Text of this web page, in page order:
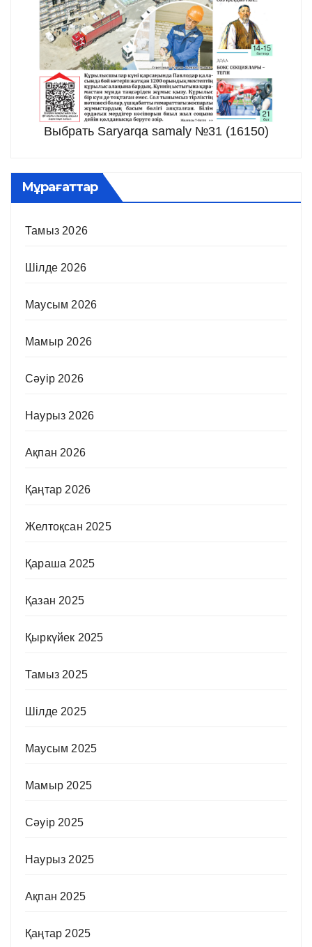
Выбрать Saryarqa samaly №31 (16150)
Мұрағаттар
Тамыз 2026
Шілде 2026
Маусым 2026
Мамыр 2026
Сәуір 2026
Наурыз 2026
Ақпан 2026
Қаңтар 2026
Желтоқсан 2025
Қараша 2025
Қазан 2025
Қыркүйек 2025
Тамыз 2025
Шілде 2025
Маусым 2025
Мамыр 2025
Сәуір 2025
Наурыз 2025
Ақпан 2025
Қаңтар 2025